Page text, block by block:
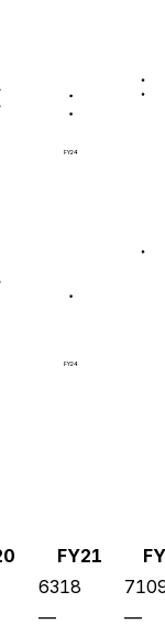
FY24
FY24
FY21
6318
— —